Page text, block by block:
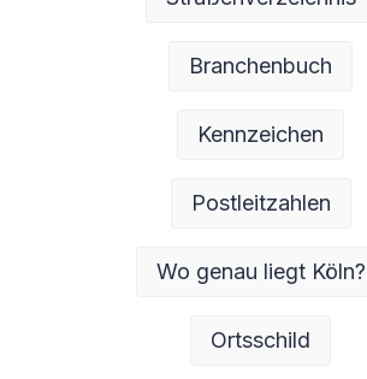
Branchenbuch
Kennzeichen
Postleitzahlen
Wo genau liegt Köln?
Ortsschild